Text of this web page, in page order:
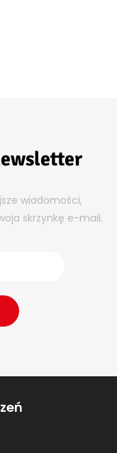
wiadomości,
skrzynkę e-mail.